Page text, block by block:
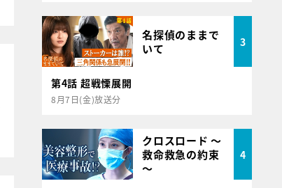
名探偵のままで
いて
3
第4話 超戦慄展開
8月7日(金)放送分
クロスロード ～
救命救急の約束
～
4